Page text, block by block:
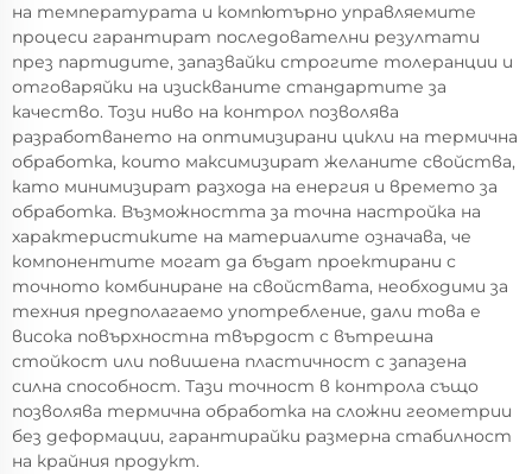
на температурата и компютърно управляемите
процеси гарантират последователни резултати
през партидите, запазвайки строгите толеранции и
отговаряйки на изискваните стандартите за
качество. Този ниво на контрол позволява
разработването на оптимизирани цикли на термична
обработка, които максимизират желаните свойства,
като минимизират разхода на енергия и времето за
обработка. Възможността за точна настройка на
характеристиките на материалите означава, че
компонентите могат да бъдат проектирани с
точното комбиниране на свойствата, необходими за
техния предполагаемо употребление, дали това е
висока повърхностна твърдост с вътрешна
стойкост или повишена пластичност с запазена
силна способност. Тази точност в контрола също
позволява термична обработка на сложни геометрии
без деформации, гарантирайки размерна стабилност
на крайния продукт.